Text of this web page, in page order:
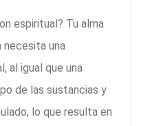
espiritual? Tu alma
necesita una
al igual que una
de las sustancias y
lo que resulta en